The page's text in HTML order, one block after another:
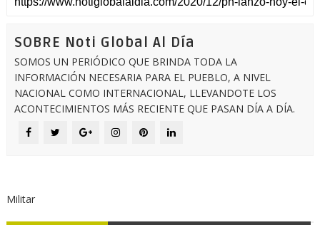
SOBRE Noti Global Al Día
SOMOS UN PERIÓDICO QUE BRINDA TODA LA
INFORMACIÓN NECESARIA PARA EL PUEBLO, A NIVEL
NACIONAL COMO INTERNACIONAL, LLEVANDOTE LOS
ACONTECIMIENTOS MÁS RECIENTE QUE PASAN DÍA A DÍA.
Militar